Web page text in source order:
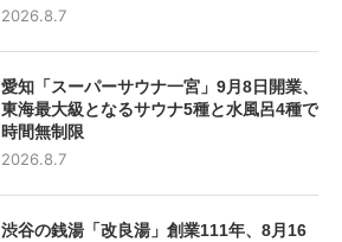
2026.8.7
愛知「スーパーサウナ一宮」9月8日開業、
東海最大級となるサウナ5種と水風呂4種で
時間無制限
2026.8.7
渋谷の銭湯「改良湯」創業111年、8月16